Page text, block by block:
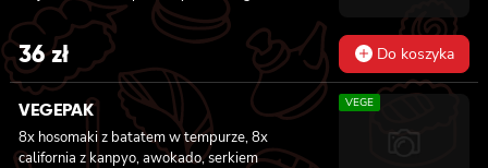
36zł Do koszyka
VEGEPAK
8x hosomaki z batatem w tempurze, 8x
california z kanpyo, awokado, serkiem
VEGE